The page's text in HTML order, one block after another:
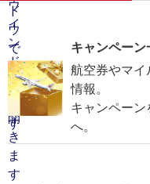
キャンペーン
航空券やマイ
情報。
キャンペー
へ。